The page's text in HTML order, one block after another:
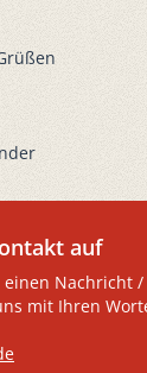
auf
einen Nachricht
mit Ihren